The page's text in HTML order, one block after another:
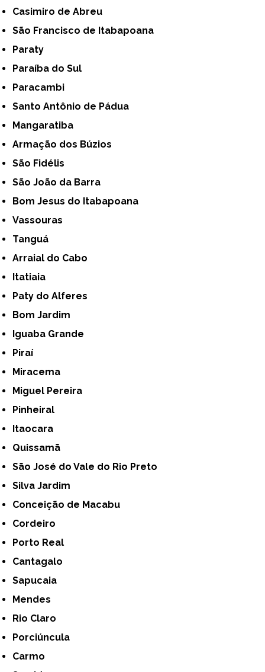
Casimiro de Abreu
São Francisco de Itabapoana
Paraty
Paraíba do Sul
Paracambi
Santo Antônio de Pádua
Mangaratiba
Armação dos Búzios
São Fidélis
São João da Barra
Bom Jesus do Itabapoana
Vassouras
Tanguá
Arraial do Cabo
Itatiaia
Paty do Alferes
Bom Jardim
Iguaba Grande
Piraí
Miracema
Miguel Pereira
Pinheiral
Itaocara
Quissamã
São José do Vale do Rio Preto
Silva Jardim
Conceição de Macabu
Cordeiro
Porto Real
Cantagalo
Sapucaia
Mendes
Rio Claro
Porciúncula
Carmo